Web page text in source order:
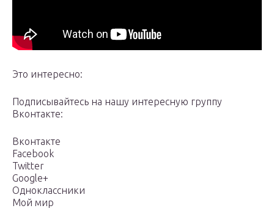
Это интересно:
Подписывайтесь на нашу интересную группу
Вконтакте:
Вконтакте
Facebook
Twitter
Google+
Одноклассники
Мой мир